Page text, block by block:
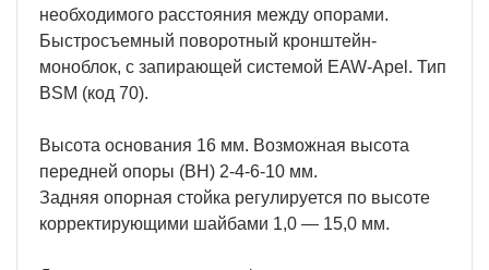
необходимого расстояния между опорами.
Быстросъемный поворотный кронштейн-
моноблок, с запирающей системой EAW-Apel. Тип
BSM (код 70).
Высота основания 16 мм. Возможная высота
передней опоры (BH) 2-4-6-10 мм.
Задняя опорная стойка регулируется по высоте
корректирующими шайбами 1,0 — 15,0 мм.